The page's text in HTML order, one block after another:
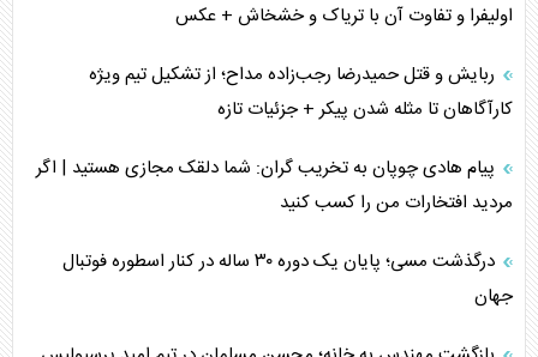
اولیفرا و تفاوت آن با تریاک و خشخاش + عکس
ربایش و قتل حمیدرضا رجب‌زاده مداح؛ از تشکیل تیم ویژه
کارآگاهان تا مثله شدن پیکر + جزئیات تازه
پیام هادی چوپان به تخریب گران: شما دلقک مجازی هستید | اگر
مردید افتخارات من را کسب کنید
درگذشت مسی؛ پایان یک دوره ۳۰ ساله در کنار اسطوره فوتبال
جهان